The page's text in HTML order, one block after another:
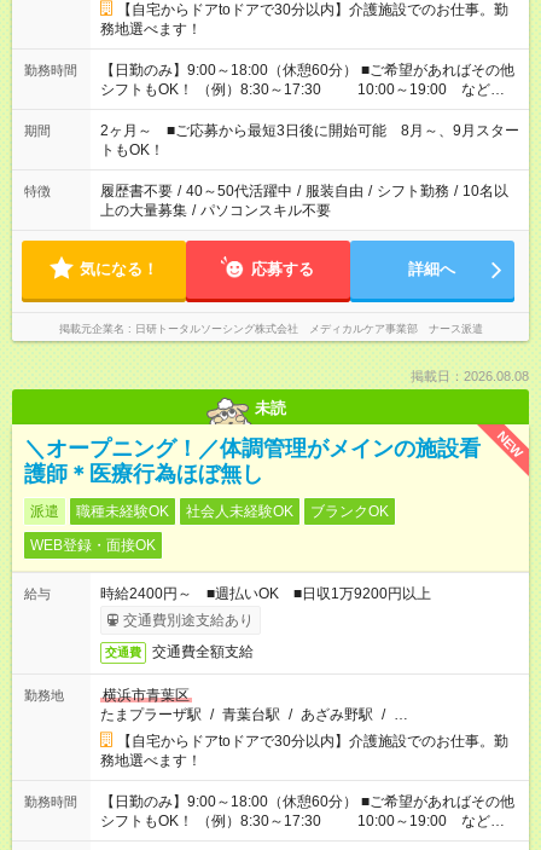
【自宅からドアtoドアで30分以内】介護施設でのお仕事。勤
務地選べます！
勤務時間
【日勤のみ】9:00～18:00（休憩60分） ■ご希望があればその他
シフトもOK！ （例）8:30～17:30 10:00～19:00 など
「家族とお休みを合わせたい」 「できれば残業はしたくない」
など、あなたのご希望に沿ったお仕事をご紹介します！ ※Wワ
ーク希望の方へ 今ご覧のお仕事で希望する勤務時間と、もう1つ
のお仕事の勤務時間。 合計で週40時間を超える場合は応募でき
ません
期間
2ヶ月～ ■ご応募から最短3日後に開始可能 8月～、9月スター
トもOK！
特徴 履歴書不要 / 40～50代活躍中 / 服装自由 / シフト勤務 / 10名以
上の大量募集 / パソコンスキル不要
気になる！ 応募する 詳細へ
掲載元企業名 日研トータルソーシング株式会社 メディカルケア事業部 ナース派遣
掲載日：2026.08.08
未読
NEW
＼オープニング！／体調管理がメインの施設看
護師＊医療行為ほぼ無し
派遣 職種未経験OK 社会人未経験OK
ブランクOK
WEB登録・面接OK
給与
時給2400円～ ■週払いOK ■日収1万9200円以上
交通費別途支給あり
交通費 交通費全額支給
勤務地
横浜市青葉区
たまプラーザ駅 / 青葉台駅 / あざみ野駅 / …
【自宅からドアtoドアで30分以内】介護施設でのお仕事。勤
務地選べます！
勤務時間
【日勤のみ】9:00～18:00（休憩60分） ■ご希望があればその他
シフトもOK！ （例）8:30～17:30 10:00～19:00 など
「家族とお休みを合わせたい」 「できれば残業はしたくない」